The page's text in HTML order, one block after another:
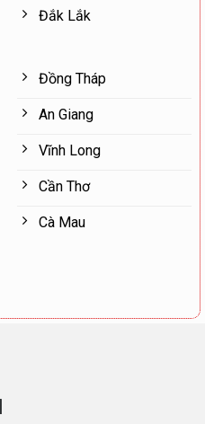
Đắk Lắk
Đồng Tháp
An Giang
Vĩnh Long
Cần Thơ
Cà Mau